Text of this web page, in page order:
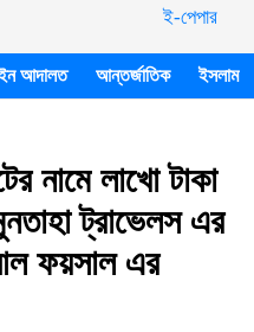
ই-পেপার
আদালত আন্তর্জাতিক ইসলাম
নামে লাখো টাকা
ট্রাভেলস এর
ফয়সাল এর